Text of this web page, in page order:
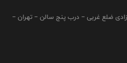
ضلع غربی – درب پنج سالن – تهران –